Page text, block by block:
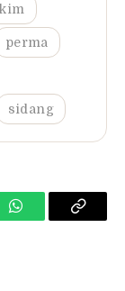
perma
sidang
WhatsAppCopy